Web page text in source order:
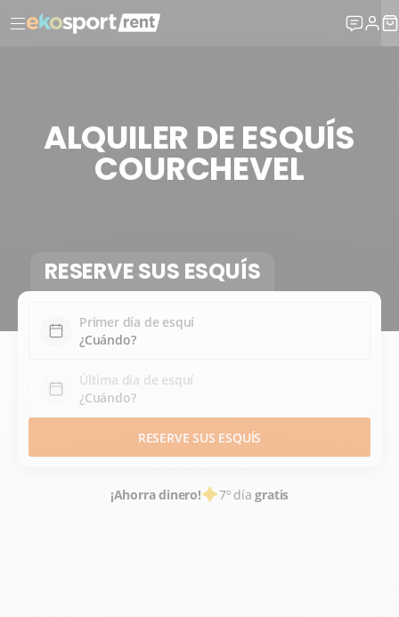
ALQUILER DE ESQUÍS
COURCHEVEL
RESERVE SUS ESQUÍS
Primer día de esquí
Última día de esquí
RESERVE SUS ESQUÍS
¡Ahorra dinero! 7º díagratis